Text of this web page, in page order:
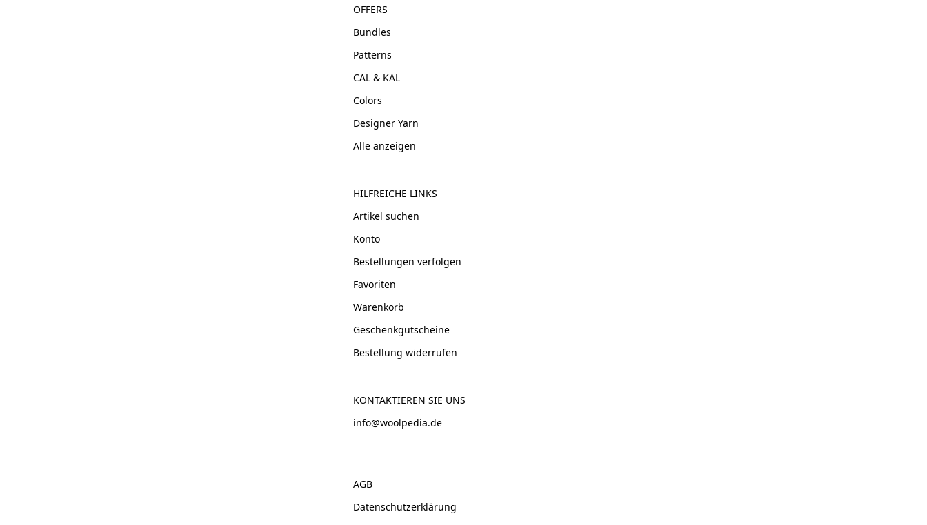
OFFERS
Bundles
Patterns
CAL & KAL
Colors
Designer Yarn
Alle anzeigen
HILFREICHE LINKS
Artikel suchen
Konto
Bestellungen verfolgen
Favoriten
Warenkorb
Geschenkgutscheine
Bestellung widerrufen
KONTAKTIEREN SIE UNS
info@woolpedia.de
AGB
Datenschutzerklärung